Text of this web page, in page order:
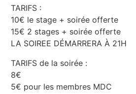
TARIFS :
10€ le stage + soirée offerte
15€ 2 stages + soirée offerte
LA SOIREE DÉMARRERA À 21H
TARIFS de la soirée :
8€
5€ pour les membres MDC